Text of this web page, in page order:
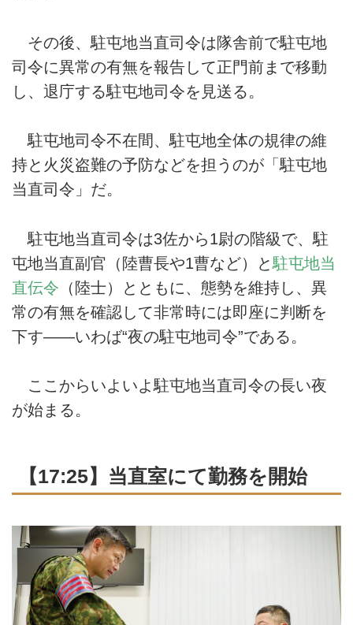
その後、駐屯地当直司令は隊舎前で駐屯地
司令に異常の有無を報告して正門前まで移動
し、退庁する駐屯地司令を見送る。
駐屯地司令不在間、駐屯地全体の規律の維
持と火災盗難の予防などを担うのが「駐屯地
当直司令」だ。
駐屯地当直司令は3佐から1尉の階級で、駐
屯地当直副官（陸曹長や1曹など）と駐屯地当
直伝令 （陸士）とともに、態勢を維持し、異
常の有無を確認して非常時には即座に判断を
下す——いわば“夜の駐屯地司令”である。
ここからいよいよ駐屯地当直司令の長い夜
が始まる。
【17:25】当直室にて勤務を開始